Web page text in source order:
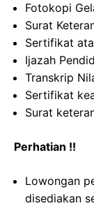
Fotokopi
Surat
Sertifikat
Ijazah
Transkrip
Sertifikat
Surat
Perhatian !!
Lowongan
disediakan